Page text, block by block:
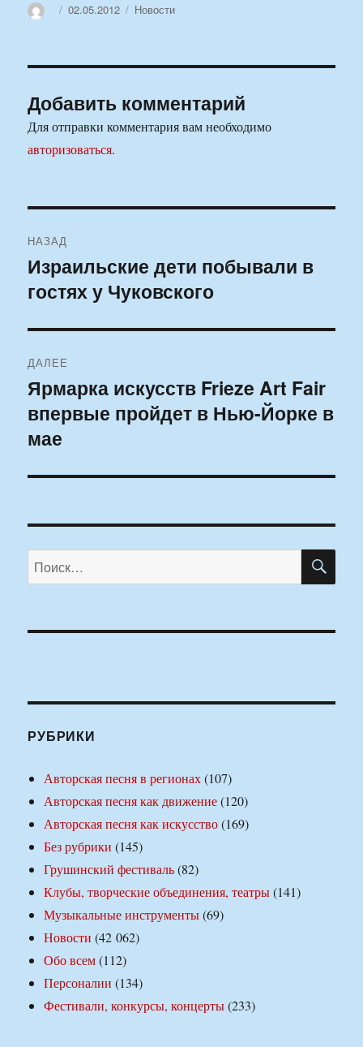
АвторОпубликовано
02.05.2012 Рубрики
Новости
Добавить комментарий
Для отправки комментария вам необходимо
авторизоваться.
по
записям
НАЗАД
Предыдущая
запись:
Израильские дети побывали в
гостях у Чуковского
ДАЛЕЕ
Следующая
запись:
Ярмарка искусств Frieze Art Fair
впервые пройдет в Нью-Йорке в
мае
Искать:
РУБРИКИ
Авторская песня в регионах(107)
Авторская песня как движение(120)
Авторская песня как искусство(169)
Без рубрики (145)
Грушинский фестиваль(82)
Клубы, творческие объединения, театры(141)
Музыкальные инструменты(69)
Новости (42 062)
Обо всем(112)
Персоналии (134)
Фестивали, конкурсы, концерты(233)